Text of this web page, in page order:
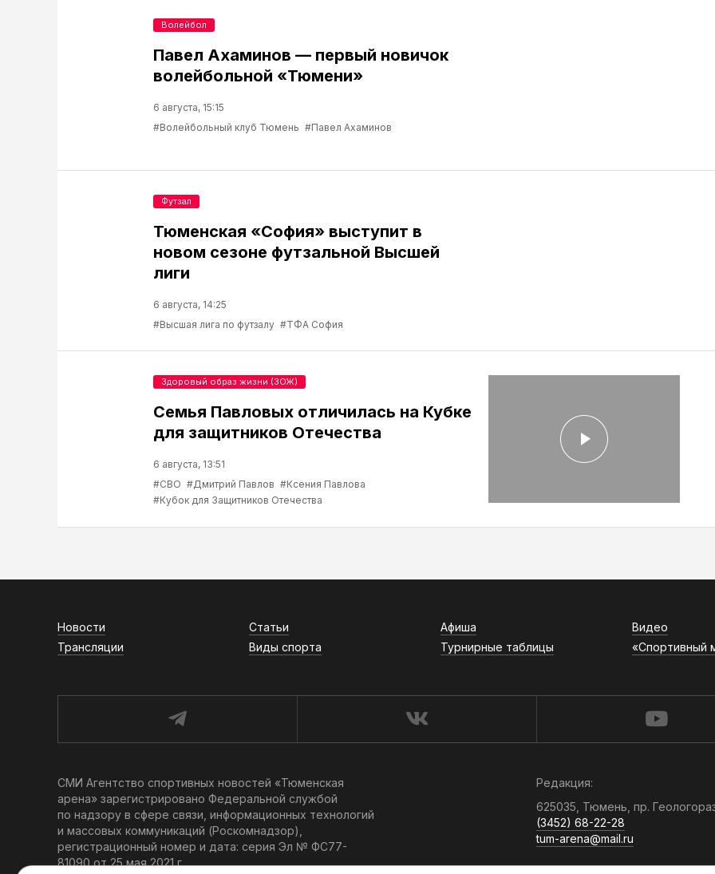
Павел Ахаминов — первый новичок
волейбольной «Тюмени»
6 августа, 15:15
#Волейбольный клуб Тюмень #Павел Ахаминов
Волейбол
Тюменская «София» выступит в
новом сезоне футзальной Высшей
лиги
6 августа, 14:25
#Высшая лига по футзалу #ТФА София
Футзал
Семья Павловых отличилась на Кубке
для защитников Отечества
6 августа, 13:51
#СВО #Дмитрий Павлов #Ксения Павлова
#Кубок для Защитников Отечества
Здоровый образ жизни (ЗОЖ)
Новости Статьи Афиша Видео
Трансляции
Виды спорта Турнирные таблицы «Спортивный
СМИ Агентство спортивных новостей «Тюменская
арена» зарегистрировано Федеральной службой
по надзору в сфере связи, информационных технологий
и массовых коммуникаций (Роскомнадзор),
регистрационный номер и дата: серия Эл № ФС77-
81090 от 25 мая 2021 г.
Редакция:
625035, Тюмень, пр.
(3452) 68-22-28
tum-arena@mail.ru
Отдел продаж: